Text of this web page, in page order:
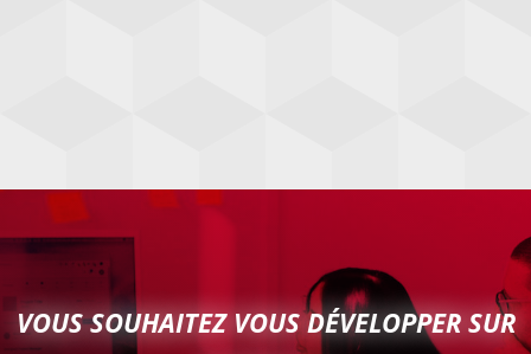
VOUS SOUHAITEZ VOUS DÉVELOPPER SUR